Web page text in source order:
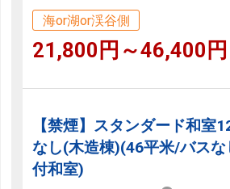
海or湖or渓谷側
21,800円～46,400円
【禁煙】スタンダード和室
なし(木造棟)(46平米/バスな
付和室)